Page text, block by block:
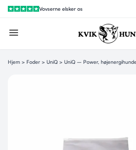
Vovserne elsker os
Hjem > Foder > UniQ > UniQ – Power,